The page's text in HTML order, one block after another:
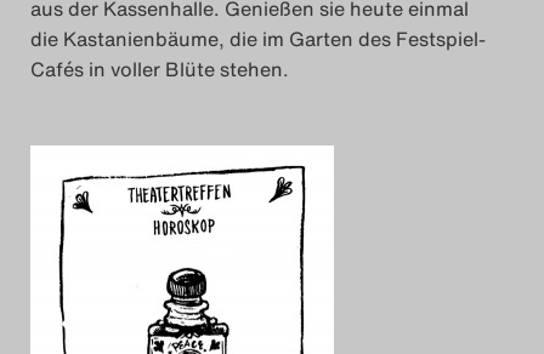
aus der Kassenhalle. Genießen sie heute einmal
die Kastanienbäume, die im Garten des Festspiel-
Cafés in voller Blüte stehen.